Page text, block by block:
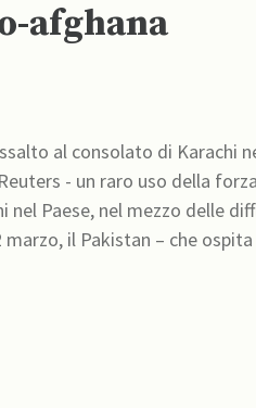
afghana
al consolato di Karachi
- un raro uso della
Paese, nel mezzo delle